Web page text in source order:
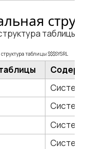
таблицы
таблицы $$$SYSRL
Содержание
Системное
Системное
Системное
Системное